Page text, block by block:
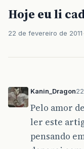
Hoje eu li
22 de fevereiro de 2011
Kanin_Dragon
Pelo amor
ler este
pensando